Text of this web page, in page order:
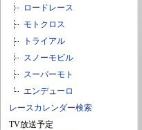
ロードレース
モトクロス
トライアル
スノーモビル
スーパーモト
エンデューロ
レースカレンダー検索
TV放送予定